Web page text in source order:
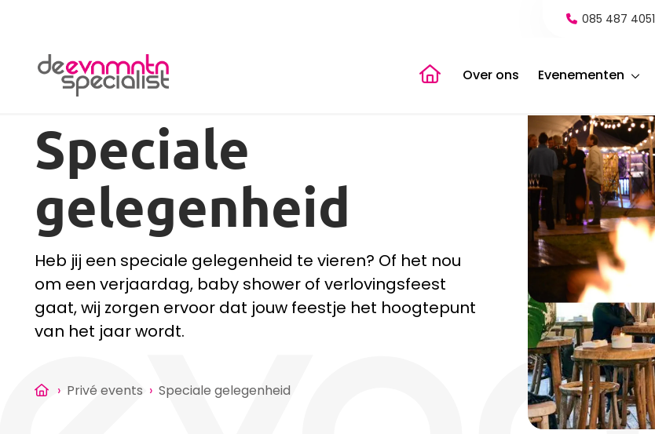
085 487 4051
Naar de homepagina
Over ons Evenementen
Speciale
gelegenheid
Heb jij een speciale gelegenheid te vieren? Of het nou
om een verjaardag, baby shower of verlovingsfeest
gaat, wij zorgen ervoor dat jouw feestje het hoogtepunt
van het jaar wordt.
› Privé events › Speciale gelegenheid